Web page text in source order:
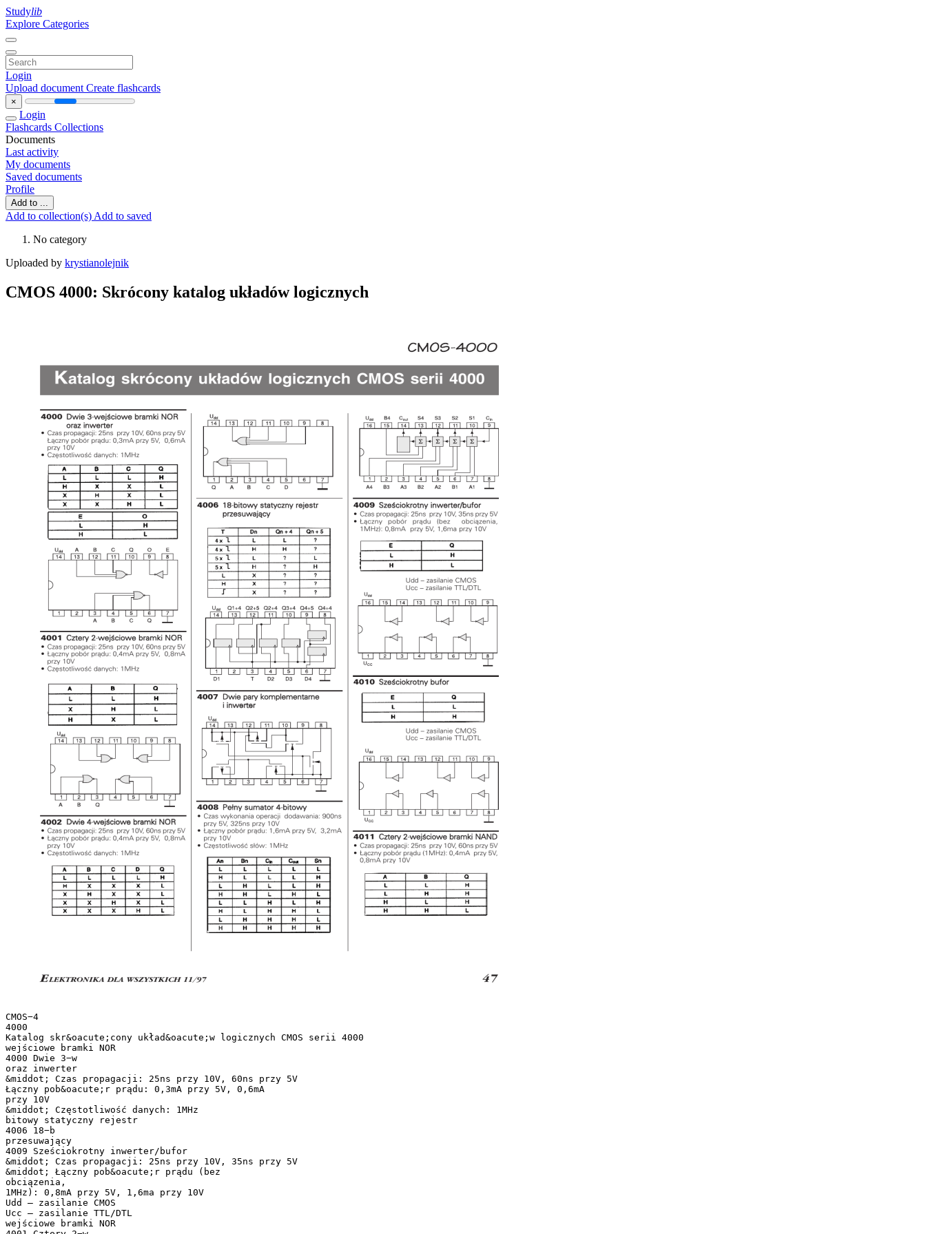
Studylib
Explore Categories
Login
Upload document Create flashcards
×
Login
Flashcards Collections
Documents
Last activity
My documents
Saved documents
Profile
Add to ...
Add to collection(s) Add to saved
No category
Uploaded by krystianolejnik
CMOS 4000: Skrócony katalog układów logicznych
CMOS−4
4000
Katalog skr&oacute;cony układ&oacute;w logicznych CMOS serii 4000
wejściowe bramki NOR
4000 Dwie 3−w
oraz inwerter
&middot; Czas propagacji: 25ns przy 10V, 60ns przy 5V
Łączny pob&oacute;r prądu: 0,3mA przy 5V, 0,6mA
przy 10V
&middot; Częstotliwość danych: 1MHz
bitowy statyczny rejestr
4006 18−b
przesuwający
4009 Sześciokrotny inwerter/bufor
&middot; Czas propagacji: 25ns przy 10V, 35ns przy 5V
&middot; Łączny pob&oacute;r prądu (bez
obciązenia,
1MHz): 0,8mA przy 5V, 1,6ma przy 10V
Udd – zasilanie CMOS
Ucc – zasilanie TTL/DTL
wejściowe bramki NOR